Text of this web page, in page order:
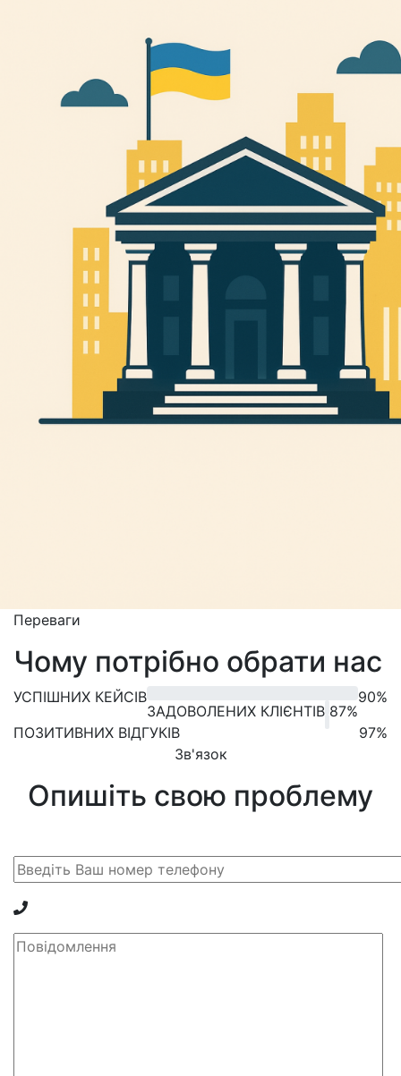
Переваги
Чому потрібно обрати нас
УСПІШНИХ КЕЙСІВ
90%
ЗАДОВОЛЕНИХ КЛІЄНТІВ 87%
ПОЗИТИВНИХ ВІДГУКІВ
97%
Зв'язок
Опишіть свою проблему